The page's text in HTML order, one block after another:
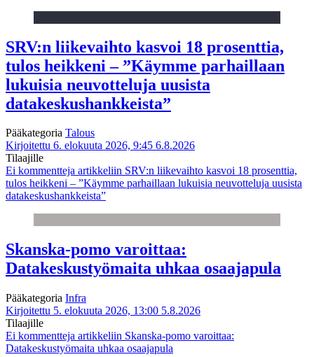
SRV:n liikevaihto kasvoi 18 prosenttia,
tulos heikkeni – ”Käymme parhaillaan
lukuisia neuvotteluja uusista
datakeskushankkeista”
Pääkategoria Talous
Kirjoitettu 6. elokuuta 2026, 9:45 6.8.2026
Tilaajille
Ei kommentteja artikkeliin SRV:n liikevaihto kasvoi 18 prosenttia,
tulos heikkeni – ”Käymme parhaillaan lukuisia neuvotteluja uusista
datakeskushankkeista”
Skanska-pomo varoittaa:
Datakeskustyömaita uhkaa osaajapula
Pääkategoria Infra
Kirjoitettu 5. elokuuta 2026, 13:00 5.8.2026
Tilaajille
Ei kommentteja artikkeliin Skanska-pomo varoittaa:
Datakeskustyömaita uhkaa osaajapula